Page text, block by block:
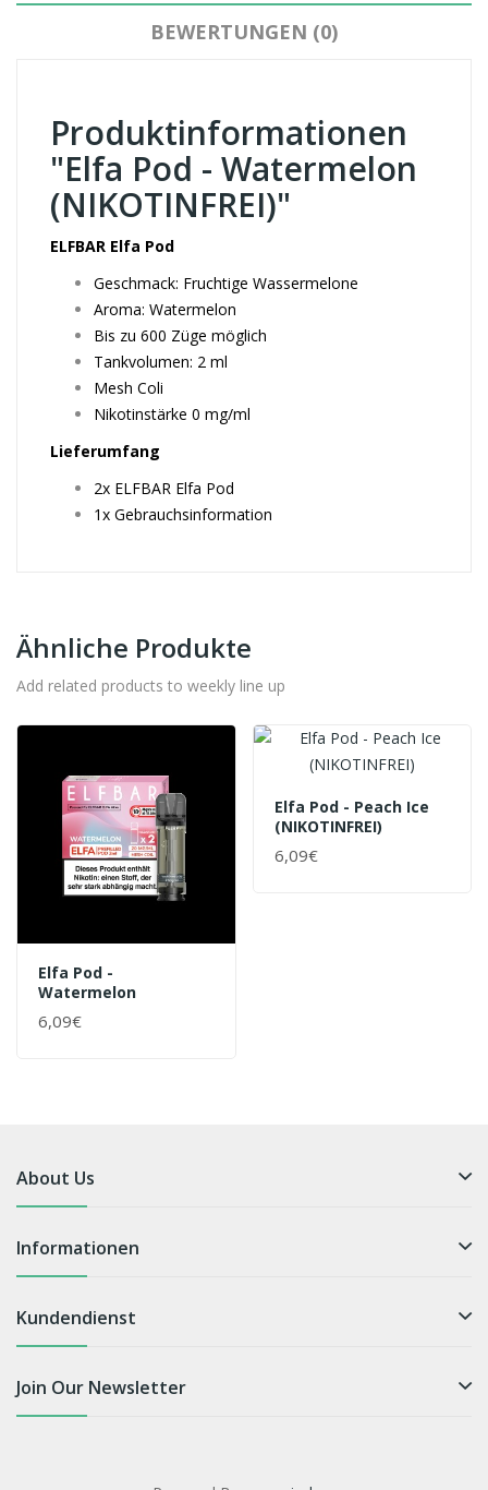
BEWERTUNGEN (0)
Produktinformationen
"Elfa Pod - Watermelon
(NIKOTINFREI)"
ELFBAR Elfa Pod
Geschmack: Fruchtige Wassermelone
Aroma: Watermelon
Bis zu 600 Züge möglich
Tankvolumen: 2 ml
Mesh Coli
Nikotinstärke 0 mg/ml
Lieferumfang
2x ELFBAR Elfa Pod
1x Gebrauchsinformation
Ähnliche Produkte
Add related products to weekly line up
Elfa Pod -
Watermelon
6,09€
Elfa Pod - Peach Ice
(NIKOTINFREI)
6,09€
About Us
Informationen
Kundendienst
Join Our Newsletter